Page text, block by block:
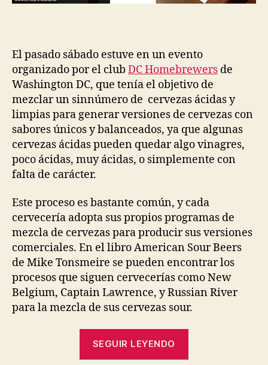
El pasado sábado estuve en un evento
organizado por el club DC Homebrewers de
Washington DC, que tenía el objetivo de
mezclar un sinnúmero de cervezas ácidas y
limpias para generar versiones de cervezas con
sabores únicos y balanceados, ya que algunas
cervezas ácidas pueden quedar algo vinagres,
poco ácidas, muy ácidas, o simplemente con
falta de carácter.
Este proceso es bastante común, y cada
cervecería adopta sus propios programas de
mezcla de cervezas para producir sus versiones
comerciales. En el libro American Sour Beers
de Mike Tonsmeire se pueden encontrar los
procesos que siguen cervecerías como New
Belgium, Captain Lawrence, y Russian River
para la mezcla de sus cervezas sour.
SEGUIR LEYENDO